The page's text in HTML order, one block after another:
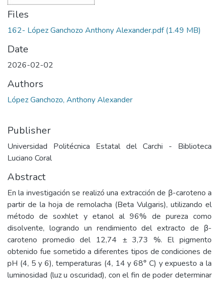
Files
162- López Ganchozo Anthony Alexander.pdf(1.49 MB)
Date
2026-02-02
Authors
López Ganchozo, Anthony Alexander
Publisher
Universidad Politécnica Estatal del Carchi - Biblioteca
Luciano Coral
Abstract
En la investigación se realizó una extracción de β-caroteno a
partir de la hoja de remolacha (Beta Vulgaris), utilizando el
método de soxhlet y etanol al 96% de pureza como
disolvente, logrando un rendimiento del extracto de β-
caroteno promedio del 12,74 ± 3,73 %. El pigmento
obtenido fue sometido a diferentes tipos de condiciones de
pH (4, 5 y 6), temperaturas (4, 14 y 68° C) y expuesto a la
luminosidad (luz u oscuridad), con el fin de poder determinar